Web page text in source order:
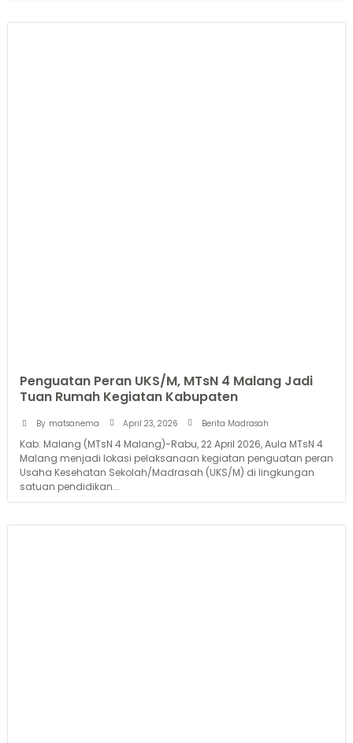
Penguatan Peran UKS/M, MTsN 4 Malang Jadi
Tuan Rumah Kegiatan Kabupaten
By matsanema April 23, 2026 Berita Madrasah
Kab. Malang (MTsN 4 Malang)-Rabu, 22 April 2026, Aula MTsN 4
Malang menjadi lokasi pelaksanaan kegiatan penguatan peran
Usaha Kesehatan Sekolah/Madrasah (UKS/M) di lingkungan
satuan pendidikan...